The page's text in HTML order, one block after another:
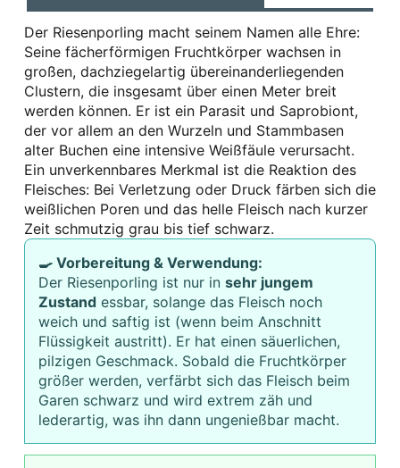
Der Riesenporling macht seinem Namen alle Ehre:
Seine fächerförmigen Fruchtkörper wachsen in
großen, dachziegelartig übereinanderliegenden
Clustern, die insgesamt über einen Meter breit
werden können. Er ist ein Parasit und Saprobiont,
der vor allem an den Wurzeln und Stammbasen
alter Buchen eine intensive Weißfäule verursacht.
Ein unverkennbares Merkmal ist die Reaktion des
Fleisches: Bei Verletzung oder Druck färben sich die
weißlichen Poren und das helle Fleisch nach kurzer
Zeit schmutzig grau bis tief schwarz.
🍳 Vorbereitung & Verwendung:
Der Riesenporling ist nur in sehr jungem
Zustand essbar, solange das Fleisch noch
weich und saftig ist (wenn beim Anschnitt
Flüssigkeit austritt). Er hat einen säuerlichen,
pilzigen Geschmack. Sobald die Fruchtkörper
größer werden, verfärbt sich das Fleisch beim
Garen schwarz und wird extrem zäh und
lederartig, was ihn dann ungenießbar macht.